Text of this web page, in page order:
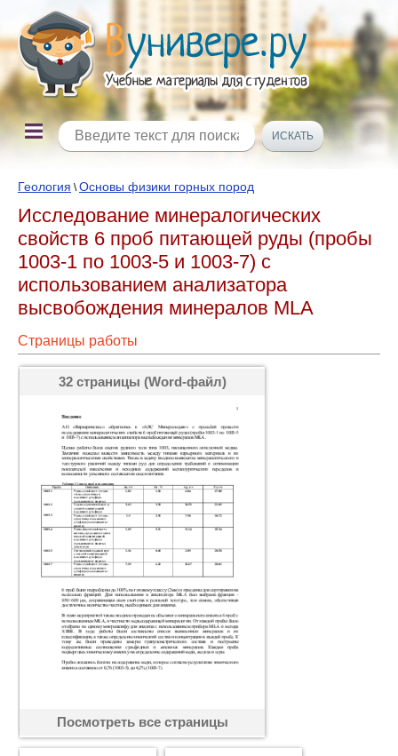
Геология \Основы физики горных пород
Исследование минералогических
свойств 6 проб питающей руды (пробы
1003-1 по 1003-5 и 1003-7) с
использованием анализатора
высвобождения минералов MLA
Страницы работы
32 страницы (Word-файл)
Посмотреть все страницы